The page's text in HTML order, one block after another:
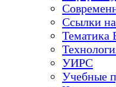
Ссылки
Тематика
УИРС
Учебные